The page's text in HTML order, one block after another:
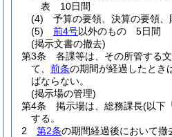
表 10日間
(4)
予算の要領、決算の要領
(5)
前4号以外のもの 5日間
(掲示文書の撤去)
第3条
各課等は、その所管する
て、 前条の期間が経過したとき
ばならない。
(掲示場の管理)
第4条
掲示場は、総務課長(以下
する。
2
第2条の期間経過後において撤